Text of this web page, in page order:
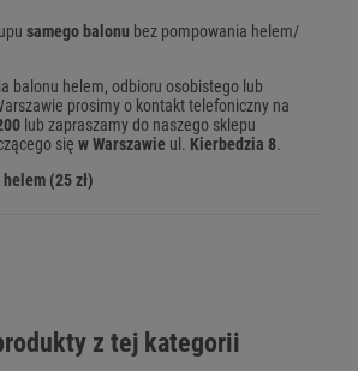
samego balonu bez pompowania helem/
balonu helem, odbioru osobistego lub
prosimy o kontakt telefoniczny na
lub zapraszamy do naszego sklepu
się w Warszawie ul. Kierbedzia 8.
(25 zł)
z tej kategorii